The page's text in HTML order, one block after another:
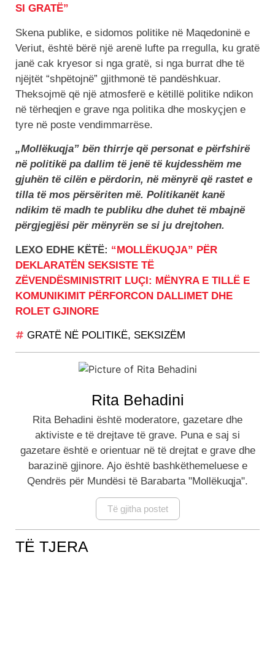
SI GRATË”
Skena publike, e sidomos politike në Maqedoninë e
Veriut, është bërë një arenë lufte pa rregulla, ku gratë
janë cak kryesor si nga gratë, si nga burrat dhe të
njëjtët “shpëtojnë” gjithmonë të pandëshkuar.
Theksojmë që një atmosferë e këtillë politike ndikon
në tërheqjen e grave nga politika dhe moskyçjen e
tyre në poste vendimmarrëse.
„Mollëkuqja” bën thirrje që personat e përfshirë
në politikë pa dallim të jenë të kujdesshëm me
gjuhën të cilën e përdorin, në mënyrë që rastet e
tilla të mos përsëriten më. Politikanët kanë
ndikim të madh te publiku dhe duhet të mbajnë
përgjegjësi për mënyrën se si ju drejtohen.
LEXO EDHE KËTË: “MOLLËKUQJA” PËR
DEKLARATËN SEKSISTE TË
ZËVENDËSMINISTRIT LUÇI: MËNYRA E TILLË E
KOMUNIKIMIT PËRFORCON DALLIMET DHE
ROLET GJINORE
GRATË NË POLITIKË, SEKSIZËM
Rita Behadini
Rita Behadini është moderatore, gazetare dhe
aktiviste e të drejtave të grave. Puna e saj si
gazetare është e orientuar në të drejtat e grave dhe
barazinë gjinore. Ajo është bashkëthemeluese e
Qendrës për Mundësi të Barabarta "Mollëkuqja".
Të gjitha postet
TË TJERA